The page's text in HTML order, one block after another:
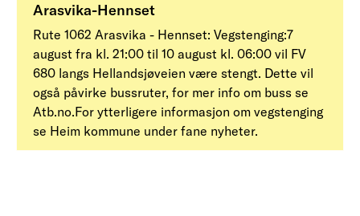
Arasvika-Hennset
Rute 1062 Arasvika - Hennset: Vegstenging:7
august fra kl. 21:00 til 10 august kl. 06:00 vil FV
680 langs Hellandsjøveien være stengt. Dette vil
også påvirke bussruter, for mer info om buss se
Atb.no.For ytterligere informasjon om vegstenging
se Heim kommune under fane nyheter.